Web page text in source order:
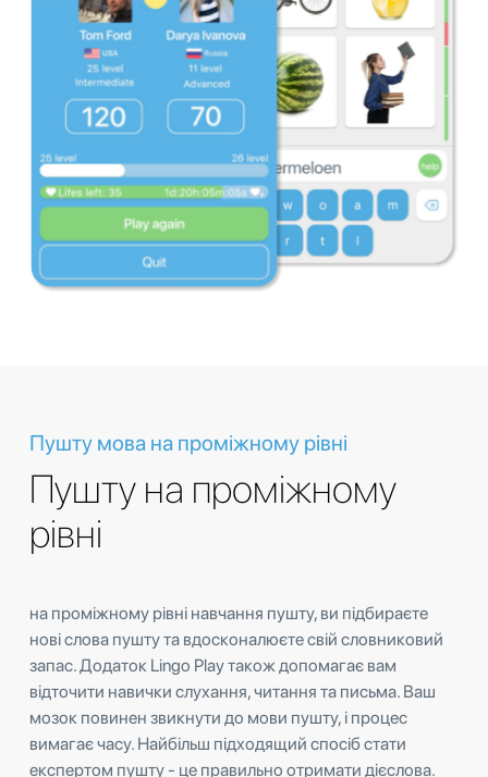
Пушту мова на проміжному рівні
Пушту на проміжному
рівні
на проміжному рівні навчання пушту, ви підбираєте
нові слова пушту та вдосконалюєте свій словниковий
запас. Додаток Lingo Play також допомагає вам
відточити навички слухання, читання та письма. Ваш
мозок повинен звикнути до мови пушту, і процес
вимагає часу. Найбільш підходящий спосіб стати
експертом пушту - це правильно отримати дієслова.